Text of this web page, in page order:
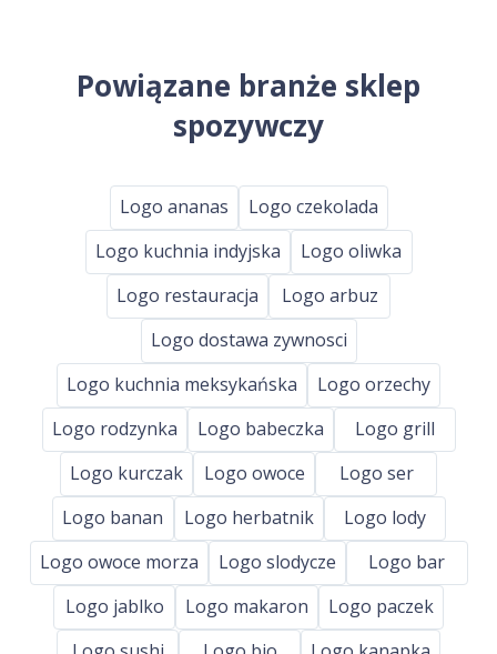
Powiązane branże sklep
spozywczy
Logo ananas
Logo czekolada
Logo kuchnia indyjska
Logo oliwka
Logo restauracja
Logo arbuz
Logo dostawa zywnosci
Logo kuchnia meksykańska
Logo orzechy
Logo rodzynka
Logo babeczka
Logo grill
Logo kurczak
Logo owoce
Logo ser
Logo banan
Logo herbatnik
Logo lody
Logo owoce morza
Logo slodycze
Logo bar
Logo jablko
Logo makaron
Logo paczek